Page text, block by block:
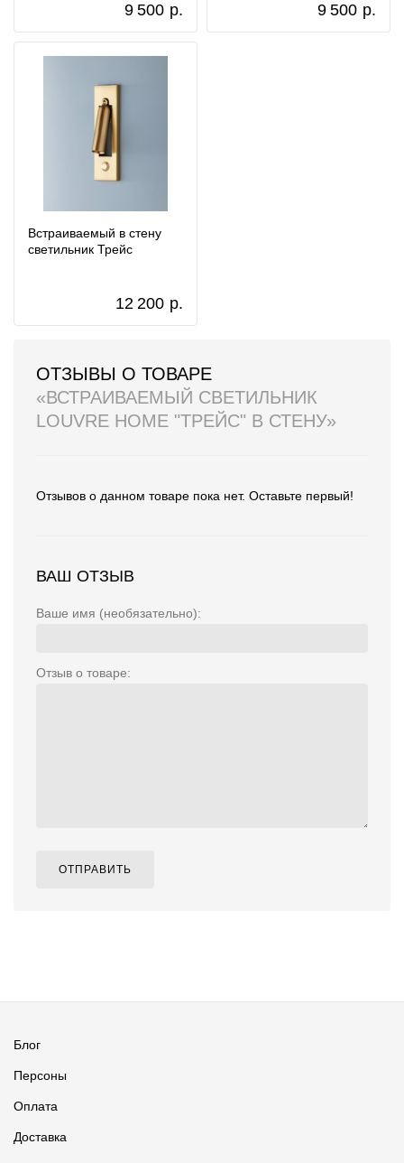
9 500 р. 9 500 р.
Встраиваемый в стену
светильник Трейс
12 200 р.
ОТЗЫВЫ О ТОВАРЕ
«ВСТРАИВАЕМЫЙ СВЕТИЛЬНИК
LOUVRE HOME "ТРЕЙС" В СТЕНУ»
Отзывов о данном товаре пока нет. Оставьте первый!
ВАШ ОТЗЫВ
Ваше имя (необязательно):
Отзыв о товаре:
ОТПРАВИТЬ
Блог
Персоны
Оплата
Доставка